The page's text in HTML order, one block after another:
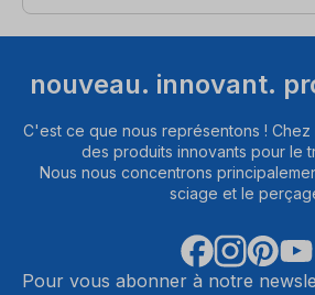
nouveau. innovant.
C'est ce que nous représentons !
des produits innovants pour le
Nous nous concentrons
sciage et le
Pour vous abonner à notre